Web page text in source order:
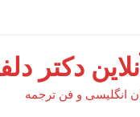
دکتر
انگلیسی و فن ترجمه